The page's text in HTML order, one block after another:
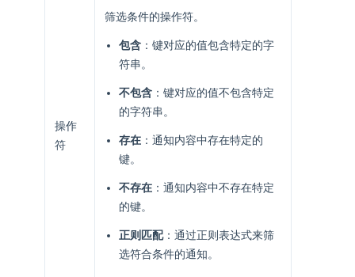
操作
符
筛选条件的操作符。
包含 ：键对应的值包含特定的字
符串。
不包含 ：键对应的值不包含特定
的字符串。
存在 ：通知内容中存在特定的
键。
不存在 ：通知内容中不存在特定
的键。
正则匹配：通过正则表达式来筛
选符合条件的通知。